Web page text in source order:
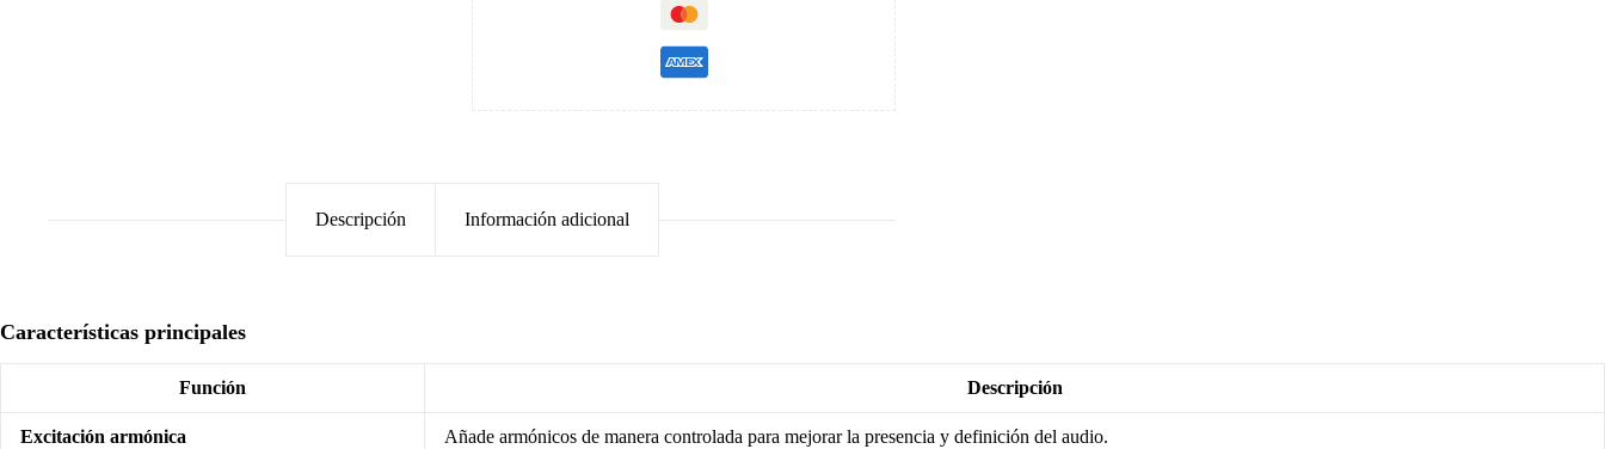
Descripción Información adicional
Características principales
Función Descripción
Excitación armónica Añade armónicos de manera controlada para mejorar la presencia y definición del audio.